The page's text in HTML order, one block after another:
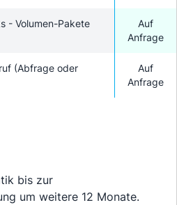
- Volumen-Pakete
Auf
Anfrage
(Abfrage oder
Auf
Anfrage
bis zur
um weitere 12 Monate.